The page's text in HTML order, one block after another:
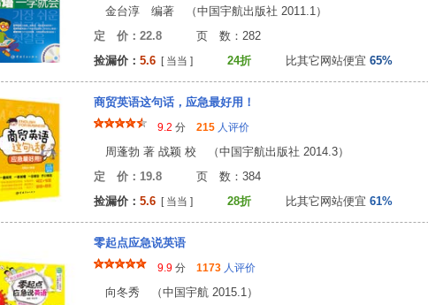
金台淳 编著 （中国宇航出版社 2011.1）
定 价：22.8 页 数：282
捡漏价： 5.6 [ 当当 ] 24折 比其它网站便宜 65%
商贸英语这句话，应急最好用！
9.2 分 215 人评价
周蓬勃 著 战颖 校 （中国宇航出版社 2014.3）
定 价：19.8 页 数：384
捡漏价： 5.6 [ 当当 ] 28折 比其它网站便宜 61%
零起点应急说英语
9.9 分 1173 人评价
向冬秀 （中国宇航 2015.1）